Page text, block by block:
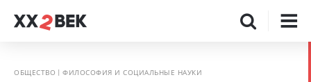
ОБЩЕСТВО ФИЛОСОФИЯ И СОЦИАЛЬНЫЕ НАУКИ